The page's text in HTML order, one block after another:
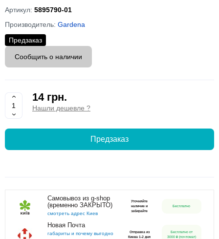
Артикул: 5895790-01
Производитель: Gardena
Предзаказ
Сообщить о наличии
14 грн.
Нашли дешевле ?
Предзаказ
Самовывоз из g-shop
(временно ЗАКРЫТО)
смотреть адрес Киев
Уточняйте
наличие и
забирайте
Бесплатно
Новая Почта
габариты и почему выгодно
Отправка из
Киева 1-2 дня
Бесплатно от
3000 ₴ (почтомат)